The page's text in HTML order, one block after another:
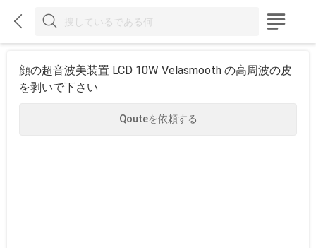
  
顔の超音波美装置 LCD 10W Velasmooth の高周波の皮
を剥いで下さい
Qouteを依頼する